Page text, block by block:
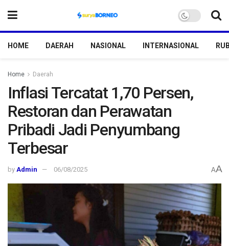
HOME DAERAH NASIONAL INTERNASIONAL
Home Daerah
Inflasi Tercatat 1,70 Persen,
Restoran dan Perawatan
Pribadi Jadi Penyumbang
Terbesar
by Admin 06/08/2025 AA